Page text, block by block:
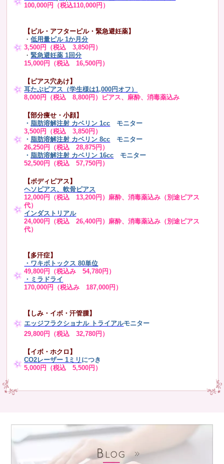
100,000円（税込110,000円）
【ピル・アフターピル・緊急避妊薬】
・低用量ピル 1か月分
3,500円（税込 3,850円）
・緊急避妊薬 1回分
15,000円（税込 16,500円）
【ピアス穴あけ】
耳たぶピアス（学生様は1,000円オフ）
8,000円（税込 8,800円）ピアス、麻酔、消毒薬込み
【部分痩せ・小顔】
・ 脂肪溶解注射 カベリン 1cc モニター
3,500円（税込 3,850円）
・ 脂肪溶解注射 カベリン 8cc モニター
26,250円（税込 28,875円）
・ 脂肪溶解注射 カベリン 16cc
モニター
52,500円（税込 57,750円）
【ボディピアス】
ヘソピアス、軟骨ピアス
12,000円（税込 13,200円）麻酔、消毒薬込み（別途ピアス
代）
インダストリアル
24,000円（税込 26,400円）麻酔、消毒薬込み（別途ピアス
代）
【多汗症】
・ ワキボトックス 80単位
49,800円（税込み 54,780円）
・ミラドライ
170,000円（税込み 187,000円）
【しみ・イボ・汗管腫】
エッジフラクショナル トライアルモニター
29,800円（税込 32,780円）
【イボ・ホクロ】
CO2レーザー 1ミリ につき
5,000円（税込 5,500円）